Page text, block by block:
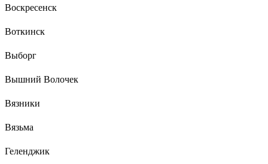
Воскресенск
Воткинск
Выборг
Вышний Волочек
Вязники
Вязьма
Геленджик